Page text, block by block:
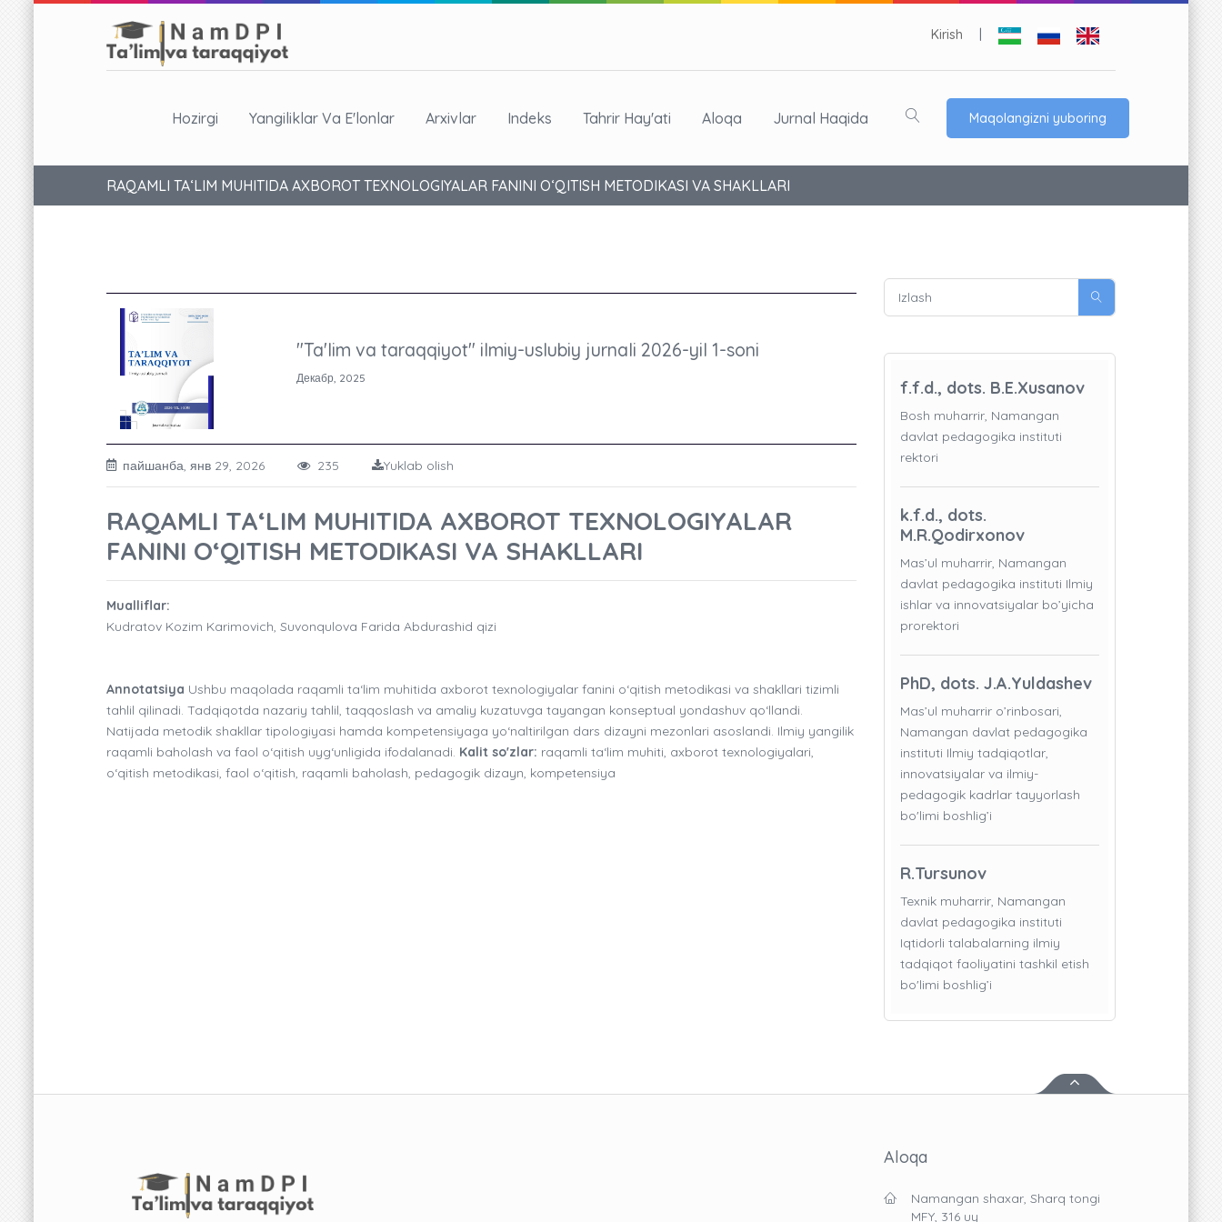
Kirish
Hozirgi Yangiliklar Va E'lonlar Arxivlar Indeks Tahrir Hay'ati Aloqa Jurnal Haqida Maqolangizni yuboring
RAQAMLI TA‘LIM MUHITIDA AXBOROT TEXNOLOGIYALAR FANINI O‘QITISH METODIKASI VA SHAKLLARI
"Ta'lim va taraqqiyot" ilmiy-uslubiy jurnali 2026-yil 1-soni
Декабр, 2025
пайшанба, янв 29, 2026 235 Yuklab olish
RAQAMLI TA‘LIM MUHITIDA AXBOROT TEXNOLOGIYALAR
FANINI O‘QITISH METODIKASI VA SHAKLLARI
Mualliflar:
Kudratov Kozim Karimovich, Suvonqulova Farida Abdurashid qizi
Annotatsiya Ushbu maqolada raqamli ta‘lim muhitida axborot texnologiyalar fanini o‘qitish metodikasi va shakllari tizimli
tahlil qilinadi. Tadqiqotda nazariy tahlil, taqqoslash va amaliy kuzatuvga tayangan konseptual yondashuv qo‘llandi.
Natijada metodik shakllar tipologiyasi hamda kompetensiyaga yo‘naltirilgan dars dizayni mezonlari asoslandi. Ilmiy yangilik
raqamli baholash va faol o‘qitish uyg‘unligida ifodalanadi. Kalit so'zlar: raqamli ta‘lim muhiti, axborot texnologiyalari,
o‘qitish metodikasi, faol o‘qitish, raqamli baholash, pedagogik dizayn, kompetensiya
f.f.d., dots. B.E.Xusanov
Bosh muharrir, Namangan
davlat pedagogika instituti
rektori
k.f.d., dots.
M.R.Qodirxonov
Mas’ul muharrir, Namangan
davlat pedagogika instituti Ilmiy
ishlar va innovatsiyalar bo’yicha
prorektori
PhD, dots. J.A.Yuldashev
Mas’ul muharrir o’rinbosari,
Namangan davlat pedagogika
instituti Ilmiy tadqiqotlar,
innovatsiyalar va ilmiy-
pedagogik kadrlar tayyorlash
bo'limi boshlig’i
R.Tursunov
Texnik muharrir, Namangan
davlat pedagogika instituti
Iqtidorli talabalarning ilmiy
tadqiqot faoliyatini tashkil etish
bo'limi boshlig’i
Aloqa
Namangan shaxar, Sharq tongi
MFY, 316 uy